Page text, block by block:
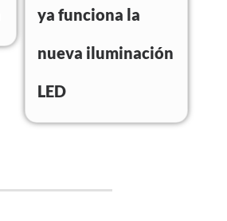
ya funciona la
nueva iluminación
LED